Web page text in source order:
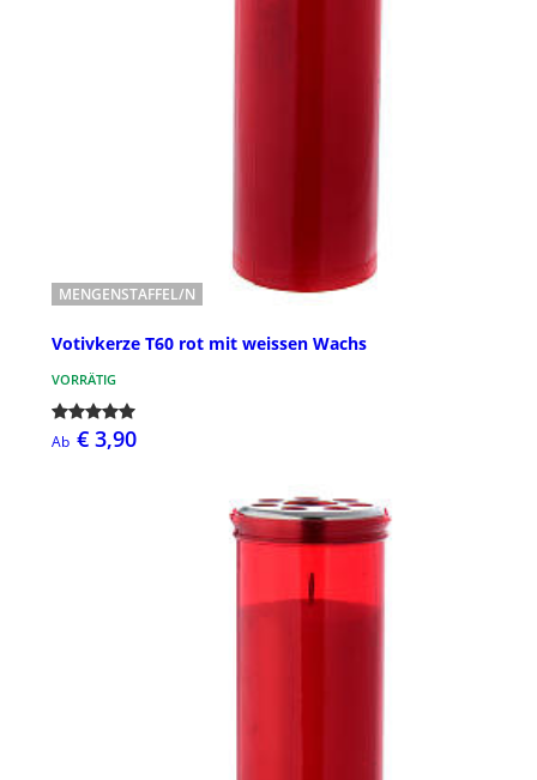
MENGENSTAFFEL/N
Votivkerze T60 rot mit weissen Wachs
VORRÄTIG
Ab € 3,90